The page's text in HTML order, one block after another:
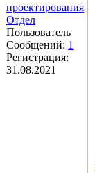
проектирования
Отдел
Пользователь
Сообщений: 1
Регистрация:
31.08.2021